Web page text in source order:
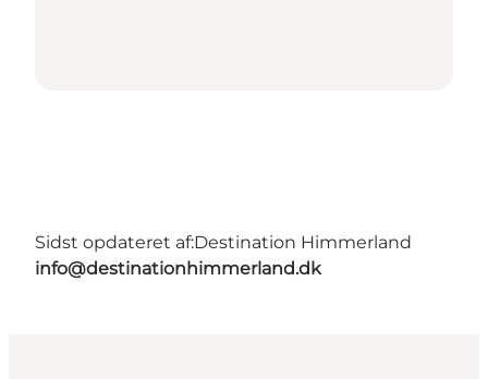
Sidst opdateret af:Destination Himmerland
info@destinationhimmerland.dk